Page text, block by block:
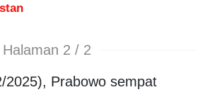
Halaman 2 / 2
2025), Prabowo sempat